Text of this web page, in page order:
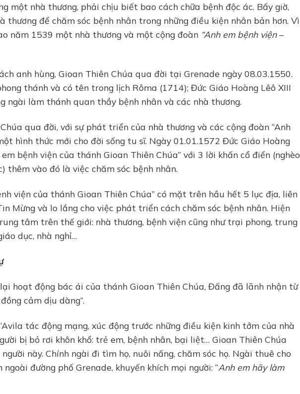
một nhà thương, phải chịu biết bao cách chữa bệnh độc ác. Bấy giờ,
thương để chăm sóc bệnh nhân trong những điều kiện nhân bản hơn. Vì
năm 1539 một nhà thương và một cộng đoàn “Anh em bệnh viện–
anh hùng, Gioan Thiên Chúa qua đời tại Grenade ngày 08.03.1550.
thánh và có tên trong lịch Rôma (1714); Đức Giáo Hoàng Lêô XIII
ngài làm thánh quan thầy bệnh nhân và các nhà thương.
qua đời, với sự phát triển của nhà thương và các cộng đoàn “Anh
hình thức mới cho đời sống tu sĩ. Ngày 01.01.1572 Đức Giáo Hoàng
em bệnh viện của thánh Gioan Thiên Chúa” với 3 lời khấn cổ điển (nghèo
thêm vào đó là việc chăm sóc bệnh nhân.
viện của thánh Gioan Thiên Chúa” có mặt trên hầu hết 5 lục địa, liên
Mừng và lo lắng cho việc phát triển cách chăm sóc bệnh nhân. Hiện
tâm trên thế giới: nhà thương, bệnh viện cũng như trại phong, trung
dục, nhà nghỉ…
hoạt động bác ái của thánh Gioan Thiên Chúa, Đấng đã lãnh nhận từ
cảm dịu dàng”.
tác động mạng, xúc động trước những điều kiện kinh tởm của nhà
bị bỏ rơi khôn khổ: trẻ em, bệnh nhân, bại liệt… Gioan Thiên Chúa
này. Chính ngài đi tìm họ, nuôi nấng, chăm sóc họ. Ngài thuê cho
đường phố Grenade, khuyến khích mọi người: “Anh em hãy làm